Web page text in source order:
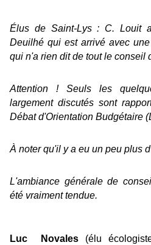
Élus de Saint-Lys : C. Louit
Deuilhé qui est arrivé avec
qui n'a rien dit de tout le conseil
Attention ! Seuls les
largement discutés sont
Débat d'Orientation Budgétaire
À noter qu'il y a eu un peu plus
L'ambiance générale de
été vraiment tendue.
Luc Novales (élu